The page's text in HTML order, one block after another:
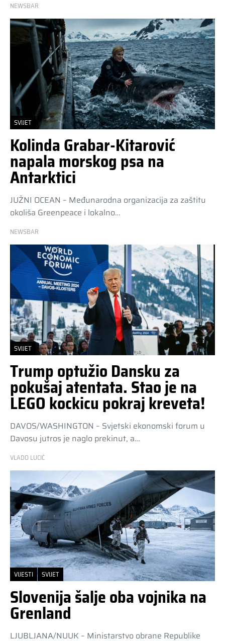
NEWSBAR
SVIJET
Kolinda Grabar-Kitarović
napala morskog psa na
Antarktici
JUŽNI OCEAN – Međunarodna organizacija za zaštitu
okoliša Greenpeace i lokalno…
NEWSBAR
SVIJET
Trump optužio Dansku za
pokušaj atentata. Stao je na
LEGO kockicu pokraj kreveta!
DAVOS/WASHINGTON – Svjetski ekonomski forum u
Davosu jutros je naglo prekinut, a…
VLADO LUCIĆ
VIJESTI SVIJET
Slovenija šalje oba vojnika na
Grenland
LJUBLJANA/NUUK – Ministarstvo obrane Republike